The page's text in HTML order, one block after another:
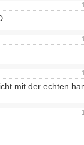
mit der echten